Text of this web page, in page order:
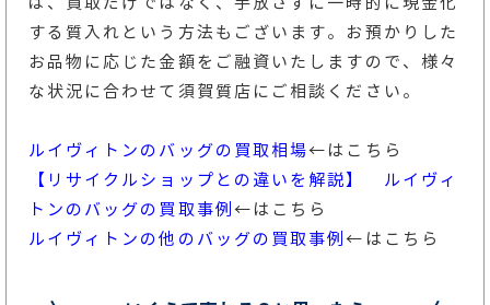
する質入れという方法もございます。お預かりした
お品物に応じた金額をご融資いたしますので、様々
な状況に合わせて須賀質店にご相談ください。
ルイヴィトンのバッグの買取相場←はこちら
【リサイクルショップとの違いを解説】 ルイヴィ
トンのバッグの買取事例 ←はこちら
ルイヴィトンの他のバッグの買取事例←はこちら